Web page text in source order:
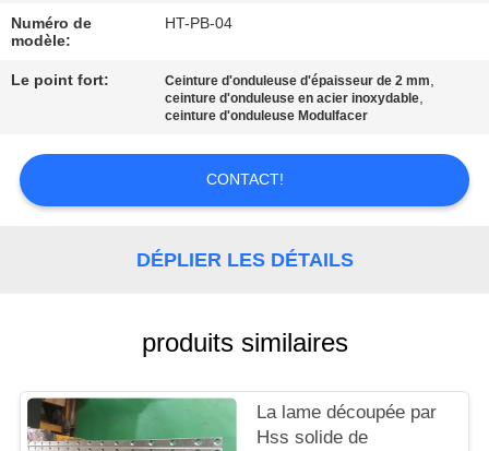
CONTACTEZ-
NOUS
NOUVELLES
DEMANDEZ
CITATION
SITE
Numéro de
modèle:
HT-PB-04
Le point fort: Ceinture d'onduleuse d'épaisseur de 2 mm,
ceinture d'onduleuse en acier inoxydable,
ceinture d'onduleuse Modulfacer
CONTACT!
DÉPLIER LES DÉTAILS
produits similaires
La lame découpée par
Hss solide de